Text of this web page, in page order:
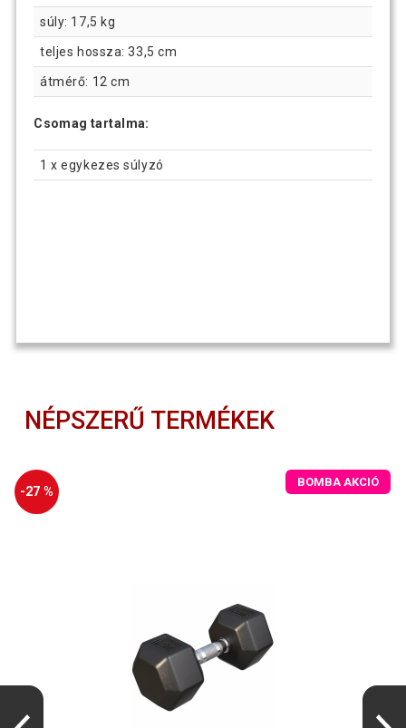
súly: 17,5 kg
teljes hossza: 33,5 cm
átmérő: 12 cm
Csomag tartalma:
1 x egykezes súlyzó
NÉPSZERŰ TERMÉKEK
-27 %
BOMBA AKCIÓ